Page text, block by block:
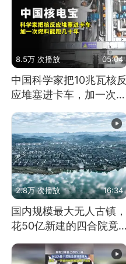
8.5万 次播放 05:04
中国科学家把10兆瓦核反
应堆塞进卡车，加一次燃
料能跑几十年
2.8万 次播放 16:34
国内规模最大无人古镇，
花50亿新建的四合院竟